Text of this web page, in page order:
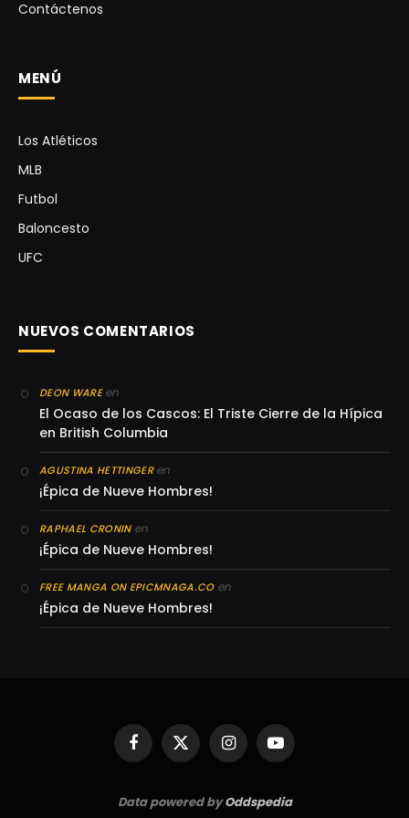
Contáctenos
MENÚ
Los Atléticos
MLB
Futbol
Baloncesto
UFC
NUEVOS COMENTARIOS
DEON WAREen
El Ocaso de los Cascos: El Triste Cierre de la Hípica
en British Columbia
AGUSTINA HETTINGERen
¡Épica de Nueve Hombres!
RAPHAEL CRONINen
¡Épica de Nueve Hombres!
FREE MANGA ON EPICMNAGA.COen
¡Épica de Nueve Hombres!
Facebook
X
(Twitter)
InstagramYouTube
Data powered byOddspedia